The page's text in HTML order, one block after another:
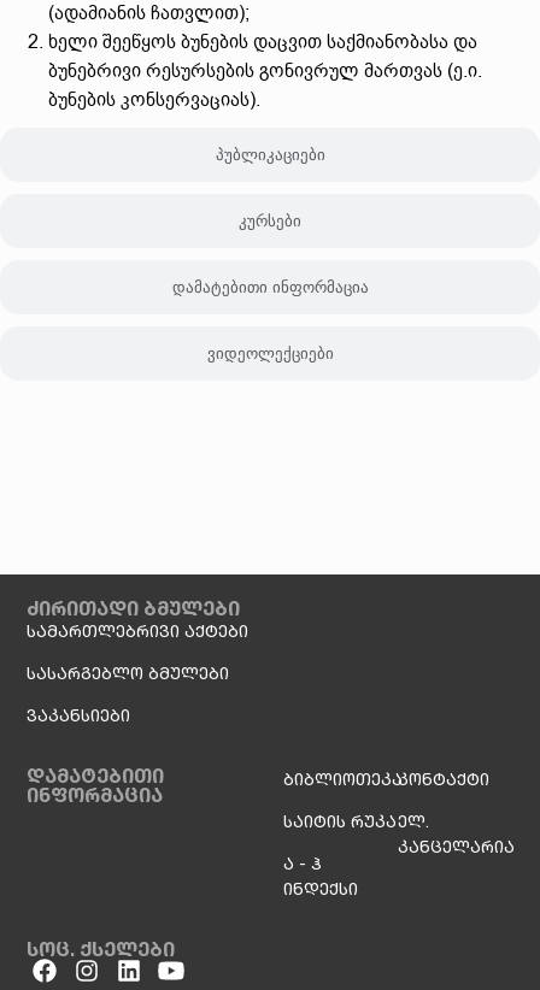
პუბლიკაციები
კურსები
დამატებითი ინფორმაცია
ვიდეოლექციები
(ადამიანის ჩათვლით);
ხელი შეეწყოს ბუნების დაცვით საქმიანობასა და
ბუნებრივი რესურსების გონივრულ მართვას (ე.ი.
ბუნების კონსერვაციას).
ძირითადი ბმულები
სამართლებრივი აქტები
სასარგებლო ბმულები
ვაკანსიები
დამატებითი
ინფორმაცია
ბიბლიოთეკა
საიტის რუკა
ა - ჰ
ინდექსი
კონტაქტი
ელ.
კანცელარია
სოც. ქსელები